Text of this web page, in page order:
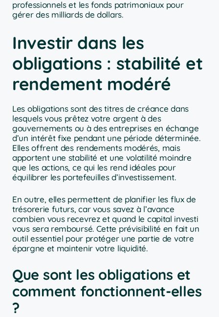
professionnels et les fonds patrimoniaux pour
gérer des milliards de dollars.
Investir dans les
obligations : stabilité et
rendement modéré
Les obligations sont des titres de créance dans
lesquels vous prêtez votre argent à des
gouvernements ou à des entreprises en échange
d’un intérêt fixe pendant une période déterminée.
Elles offrent des rendements modérés, mais
apportent une stabilité et une volatilité moindre
que les actions, ce qui les rend idéales pour
équilibrer les portefeuilles d’investissement.
En outre, elles permettent de planifier les flux de
trésorerie futurs, car vous savez à l’avance
combien vous recevrez et quand le capital investi
vous sera remboursé. Cette prévisibilité en fait un
outil essentiel pour protéger une partie de votre
épargne et maintenir votre liquidité.
Que sont les obligations et
comment fonctionnent-elles
?